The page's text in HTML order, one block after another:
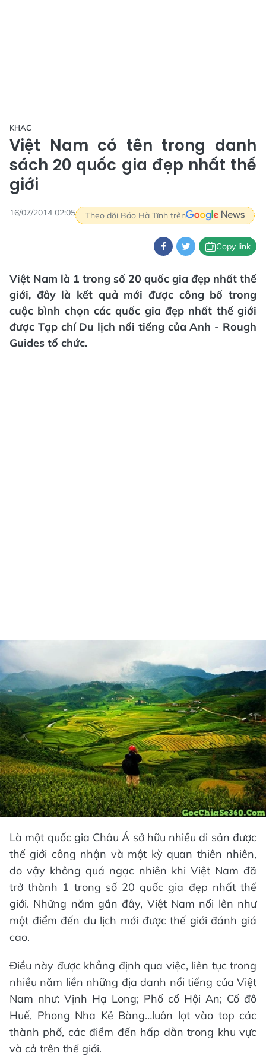
KHAC
Việt Nam có tên trong danh
sách 20 quốc gia đẹp nhất thế
giới
16/07/2014 02:05 Theo dõi Báo Hà Tĩnh trên
Copy link
Việt Nam là 1 trong số 20 quốc gia đẹp nhất thế
giới, đây là kết quả mới được công bố trong
cuộc bình chọn các quốc gia đẹp nhất thế giới
được Tạp chí Du lịch nổi tiếng của Anh - Rough
Guides tổ chức.
Là một quốc gia Châu Á sở hữu nhiều di sản được
thế giới công nhận và một kỳ quan thiên nhiên,
do vậy không quá ngạc nhiên khi Việt Nam đã
trở thành 1 trong số 20 quốc gia đẹp nhất thế
giới. Những năm gần đây, Việt Nam nổi lên như
một điểm đến du lịch mới được thế giới đánh giá
cao.
Điều này được khẳng định qua việc, liên tục trong
nhiều năm liền những địa danh nổi tiếng của Việt
Nam như: Vịnh Hạ Long; Phố cổ Hội An; Cố đô
Huế, Phong Nha Kẻ Bàng…luôn lọt vào top các
thành phố, các điểm đến hấp dẫn trong khu vực
và cả trên thế giới.